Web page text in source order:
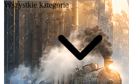
Wszystkie kategorie